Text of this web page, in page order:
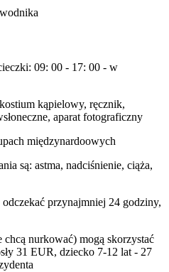
09: 00 - 17: 00 - w
kąpielowy, ręcznik,
aparat fotograficzny
międzynardoowych
są: astma, nadciśnienie, ciąża,
przynajmniej 24 godziny,
chcą nurkować) mogą skorzystać
31 EUR, dziecko 7-12 lat - 27